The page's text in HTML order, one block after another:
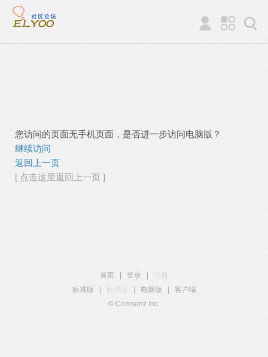
您访问的页面无手机页面，是否进一步访问电脑版？
继续访问
返回上一页
[ 点击这里返回上一页 ]
首页 登录
注册
标准版
触屏版 电脑版
客户端
© Comsenz Inc.